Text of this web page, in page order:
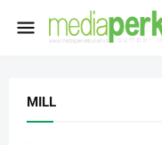
MILL